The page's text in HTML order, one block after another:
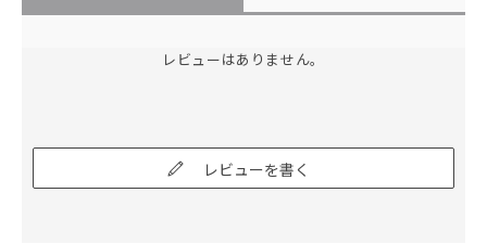
レビューはありません。
レビューを書く